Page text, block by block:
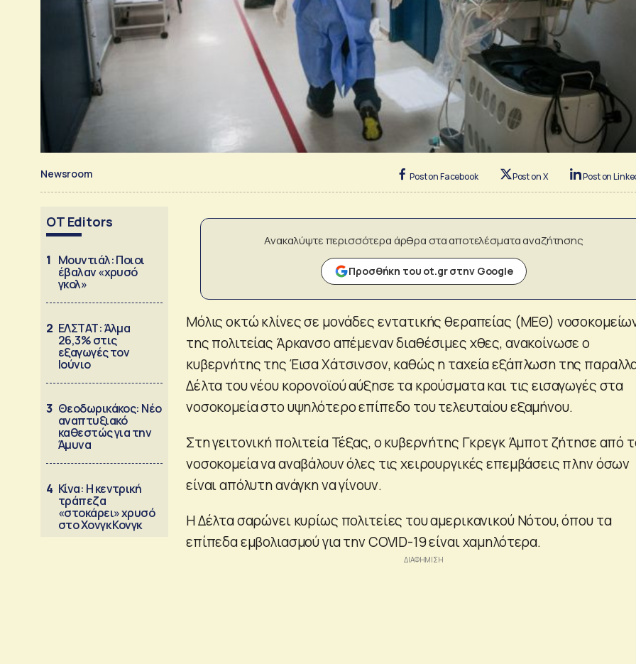
Newsroom Post on Facebook Post on X Post on
OT Editors
1 Μουντιάλ: Ποιοι
έβαλαν «χρυσό
γκολ»
2 ΕΛΣΤΑΤ: Άλμα
26,3% στις
εξαγωγές τον
Ιούνιο
3 Θεοδωρικάκος: Νέο
αναπτυξιακό
καθεστώς για την
Άμυνα
4 Κίνα: Η κεντρική
τράπεζα
«στοκάρει» χρυσό
στο Χονγκ Κονγκ
Ανακαλύψτε περισσότερα άρθρα στα αποτελέσματα αναζήτησης
Προσθήκη του ot.gr στην Google
Μόλις οκτώ κλίνες σε μονάδες εντατικής θεραπείας (ΜΕΘ)
της πολιτείας Άρκανσο απέμεναν διαθέσιμες χθες, ανακοίνωσε ο
κυβερνήτης της Έισα Χάτσινσον, καθώς η ταχεία εξάπλωση της
Δέλτα του νέου κορονοϊού αύξησε τα κρούσματα και τις εισαγωγές στα
νοσοκομεία στο υψηλότερο επίπεδο του τελευταίου εξαμήνου.
Στη γειτονική πολιτεία Τέξας, ο κυβερνήτης Γκρεγκ Άμποτ ζήτησε από
νοσοκομεία να αναβάλουν όλες τις χειρουργικές επεμβάσεις πλην όσων
είναι απόλυτη ανάγκη να γίνουν.
Η Δέλτα σαρώνει κυρίως πολιτείες του αμερικανικού Νότου, όπου τα
επίπεδα εμβολιασμού για την COVID-19 είναι χαμηλότερα.